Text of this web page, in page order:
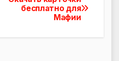
бесплатно для
Мафии